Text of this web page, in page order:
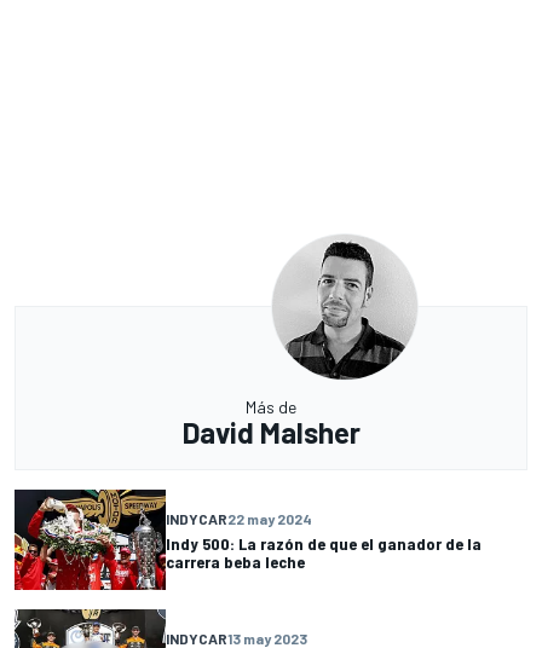
Más de
David Malsher
INDYCAR22 may 2024
Indy 500: La razón de que el ganador de la
carrera beba leche
INDYCAR13 may 2023